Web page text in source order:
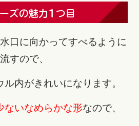
ズの魅力1つ目
口に向かってすべるように
流すので、
内がきれいになります。
ないなめらかな形なので、